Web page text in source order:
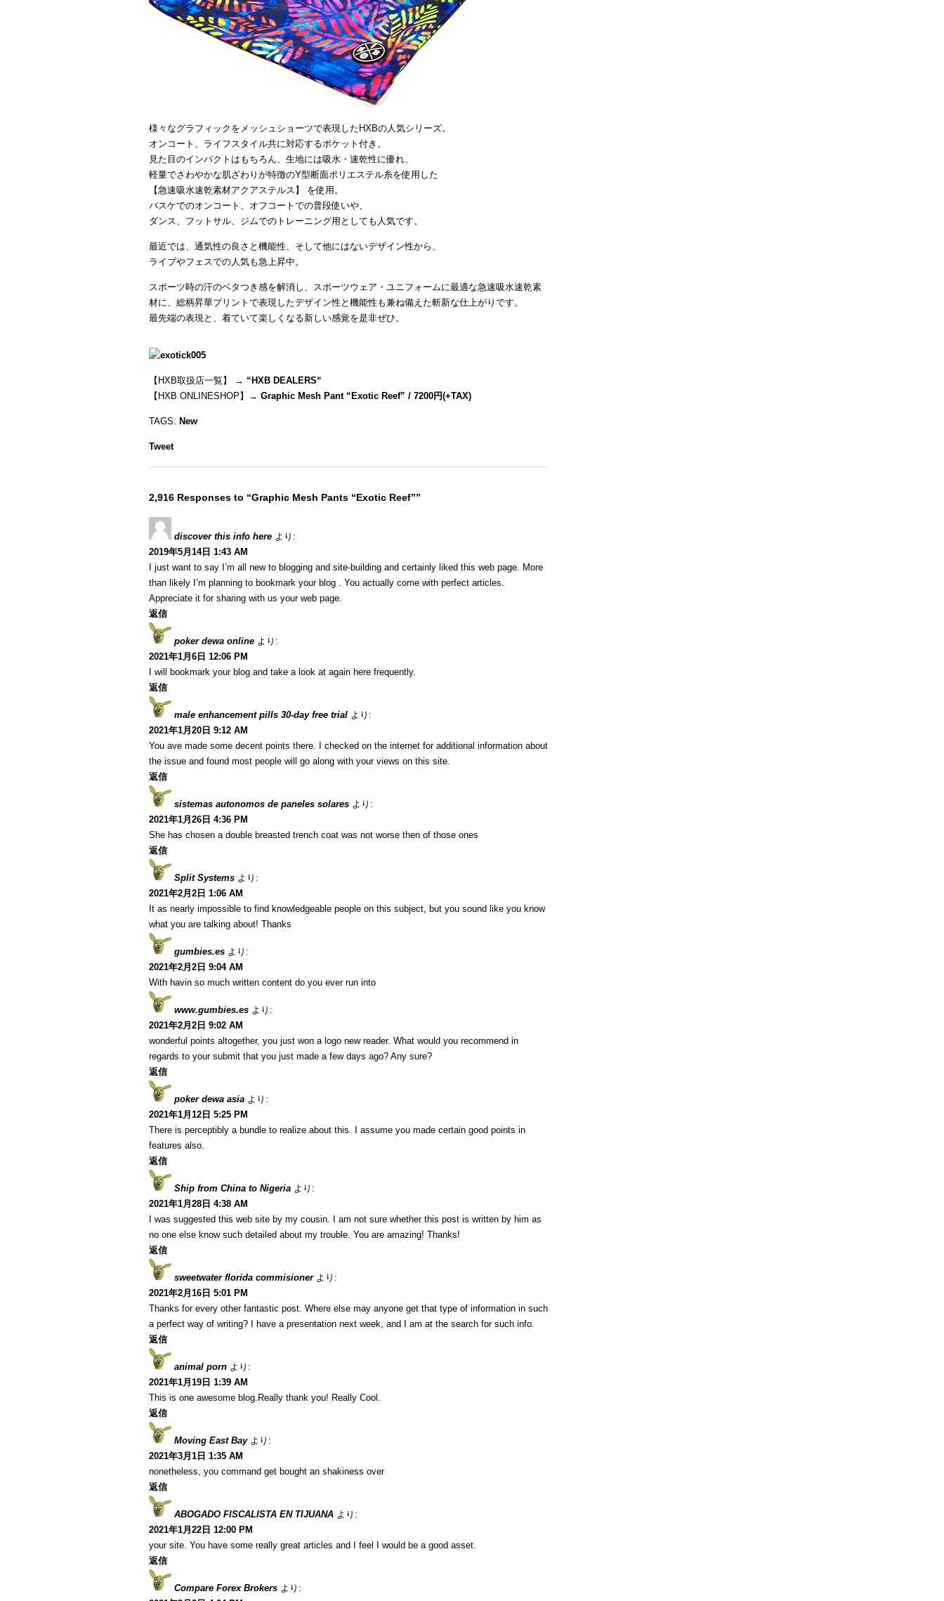
様々なグラフィックをメッシュショーツで表現したHXBの人気シリーズ。
オンコート、ライフスタイル共に対応するポケット付き。
見た目のインパクトはもちろん、生地には吸水・速乾性に優れ、
軽量でさわやかな肌ざわりが特徴のY型断面ポリエステル糸を使用した
【急速吸水速乾素材アクアステルス】 を使用。
バスケでのオンコート、オフコートでの普段使いや、
ダンス、フットサル、ジムでのトレーニング用としても人気です。
最近では、通気性の良さと機能性、そして他にはないデザイン性から、
ライブやフェスでの人気も急上昇中。
スポーツ時の汗のベタつき感を解消し、スポーツウェア・ユニフォームに最適な急速吸水速乾素
材に、総柄昇華プリントで表現したデザイン性と機能性も兼ね備えた斬新な仕上がりです。
最先端の表現と、着ていて楽しくなる新しい感覚を是非ぜひ。
【HXB取扱店一覧】 → “ HXB DEALERS“
【HXB ONLINESHOP】→ Graphic Mesh Pant “Exotic Reef” / 7200円(+TAX)
TAGS: New
Tweet
2,916 Responses to “Graphic Mesh Pants “Exotic Reef””
discover this info here より:
2019年5月14日 1:43 AM
I just want to say I’m all new to blogging and site-building and certainly liked this web page. More
than likely I’m planning to bookmark your blog . You actually come with perfect articles.
Appreciate it for sharing with us your web page.
返信
poker dewa online より:
2021年1月6日 12:06 PM
I will bookmark your blog and take a look at again here frequently.
返信
male enhancement pills 30-day free trial より:
2021年1月20日 9:12 AM
You ave made some decent points there. I checked on the internet for additional information about
the issue and found most people will go along with your views on this site.
返信
sistemas autonomos de paneles solares より:
2021年1月26日 4:36 PM
She has chosen a double breasted trench coat was not worse then of those ones
返信
Split Systems より:
2021年2月2日 1:06 AM
It as nearly impossible to find knowledgeable people on this subject, but you sound like you know
what you are talking about! Thanks
gumbies.es より:
2021年2月2日 9:04 AM
With havin so much written content do you ever run into
www.gumbies.es より:
2021年2月2日 9:02 AM
wonderful points altogether, you just won a logo new reader. What would you recommend in
regards to your submit that you just made a few days ago? Any sure?
返信
poker dewa asia より:
2021年1月12日 5:25 PM
There is perceptibly a bundle to realize about this. I assume you made certain good points in
features also.
返信
Ship from China to Nigeria より:
2021年1月28日 4:38 AM
I was suggested this web site by my cousin. I am not sure whether this post is written by him as
no one else know such detailed about my trouble. You are amazing! Thanks!
返信
sweetwater florida commisioner より:
2021年2月16日 5:01 PM
Thanks for every other fantastic post. Where else may anyone get that type of information in such
a perfect way of writing? I have a presentation next week, and I am at the search for such info.
返信
animal porn より:
2021年1月19日 1:39 AM
This is one awesome blog.Really thank you! Really Cool.
返信
Moving East Bay より:
2021年3月1日 1:35 AM
nonetheless, you command get bought an shakiness over
返信
ABOGADO FISCALISTA EN TIJUANA より:
2021年1月22日 12:00 PM
your site. You have some really great articles and I feel I would be a good asset.
返信
Compare Forex Brokers より: